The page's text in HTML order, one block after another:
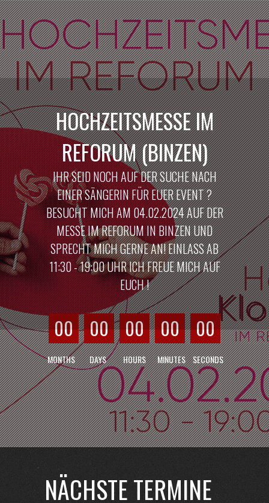
HOCHZEITSMESSE IM
REFORUM (BINZEN)
IHR SEID NOCH AUF DER SUCHE NACH
EINER SÄNGERIN FÜR EUER EVENT ?
BESUCHT MICH AM 04.02.2024 AUF DER
MESSE IM REFORUM IN BINZEN UND
SPRECHT MICH GERNE AN! EINLASS AB
11:30 - 19:00 UHR ICH FREUE MICH AUF
EUCH !
00 00 00 00 00
MONTHS DAYS HOURS MINUTES SECONDS
NÄCHSTE TERMINE